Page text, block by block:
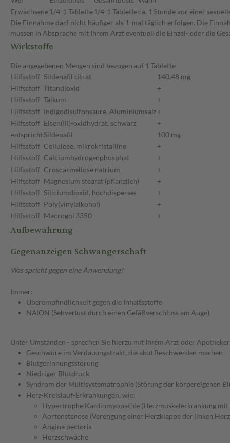
Erwachsene 1/4-1 Tablette 1/4-1 Tabletteca. 1 Stunde vor einer
Die Einnahme darf nicht häufiger als 1-mal täglich erfolgen. Die
müssen in Absprache mit Ihrem Arzt eventuell die Einzel- oder die
Wirkstoffe
Die angegebenen Mengen sind bezogen auf 1 Tablette
Hilfsstoff Sildenafil citrat
140,48 mg
Hilfsstoff Titandioxid
+
Hilfsstoff Talkum
+
Hilfsstoff Indigodisulfonsäure, Aluminiumsalz+
Hilfsstoff Eisen(III)-oxidhydrat, schwarz
+
entsprichtSildenafil
100 mg
Hilfsstoff Cellulose, mikrokristalline
+
Hilfsstoff Calciumhydrogenphosphat
+
Hilfsstoff Croscarmellose natrium
+
Hilfsstoff Magnesium stearat (pflanzlich)
+
Hilfsstoff Siliciumdioxid, hochdisperses
+
Hilfsstoff Poly(vinylalkohol)
+
Hilfsstoff Macrogol 3350 +
Aufbewahrung
Gegenanzeigen Schwangerschaft
Was spricht gegen eine Anwendung?
Immer:
Überempfindlichkeit gegen die Inhaltsstoffe
NAION (Sehverlust durch einen Gefäßverschluss am Auge)
Unter Umständen - sprechen Sie hierzu mit Ihrem Arzt oder
Geschwüre im Verdauungstrakt, die akut Beschwerden machen
Blutgerinnungsstörung
Niedriger Blutdruck
Syndrom der Multisystematrophie (Störung der körpereigenen
Herz-Kreislauf-Erkrankungen, wie:
Hypertrophe Kardiomyopathie (Herzmuskelerkrankung
Aortenstenose (Verengung einer Herzklappe der linken
Angina pectoris
Herzschwäche